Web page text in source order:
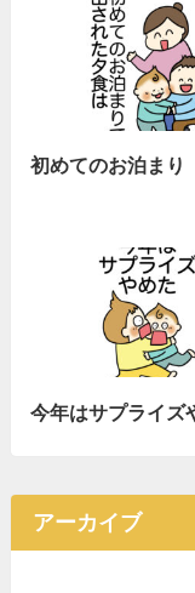
初めてのお泊まり
今年はサプライズ
アーカイブ